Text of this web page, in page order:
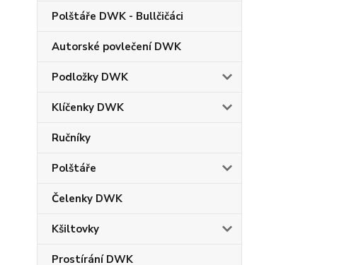
Polštáře DWK - Bullčičáci
Autorské povlečení DWK
Podložky DWK
Klíčenky DWK
Ručníky
Polštáře
Čelenky DWK
Kšiltovky
Prostírání DWK